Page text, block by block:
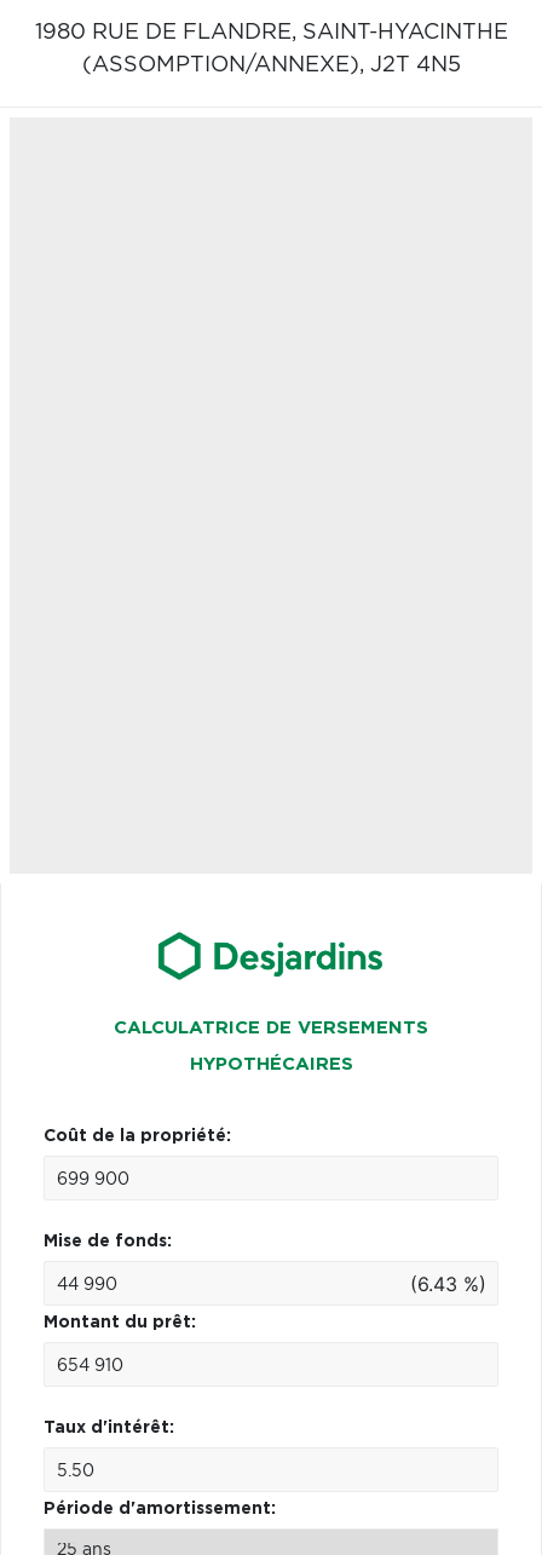
1980 RUE DE FLANDRE, SAINT-HYACINTHE
(ASSOMPTION/ANNEXE), J2T 4N5
CALCULATRICE DE VERSEMENTS
HYPOTHÉCAIRES
Coût de la propriété:
Mise de fonds:
(6.43 %)
Montant du prêt:
Taux d'intérêt:
Période d'amortissement: